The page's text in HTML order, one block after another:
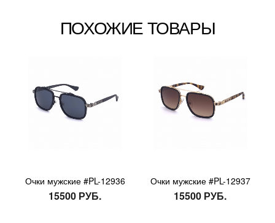
ПОХОЖИЕ ТОВАРЫ
Очки мужские #PL-12936
15500 РУБ.
Очки мужские #PL-12937
15500 РУБ.